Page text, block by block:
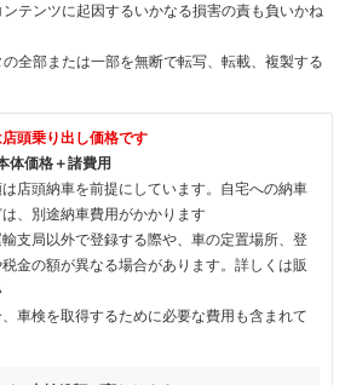
テンツに起因するいかなる損害の責も負いかね
全部または一部を無断で転写、転載、複製する
頭乗り出し価格です
体価格＋諸費用
店頭納車を前提にしています。自宅への納車
、別途納車費用がかかります
支局以外で登録する際や、車の定置場所、登
金の額が異なる場合があります。詳しくは販
車検を取得するために必要な費用も含まれて